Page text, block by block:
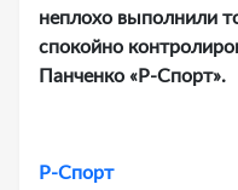
неплохо выполнили
спокойно
Панченко «Р-Спорт».
Р-Спорт